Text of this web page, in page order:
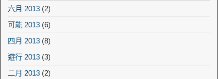
六月 2013 (2)
可能 2013 (6)
四月 2013 (8)
遊行 2013 (3)
二月 2013 (2)